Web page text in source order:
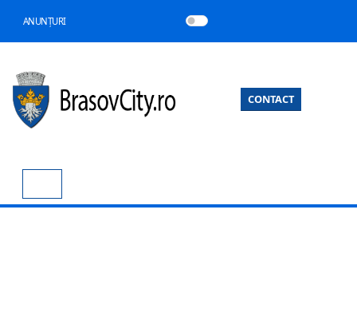
ANUNȚURI
CONTACT